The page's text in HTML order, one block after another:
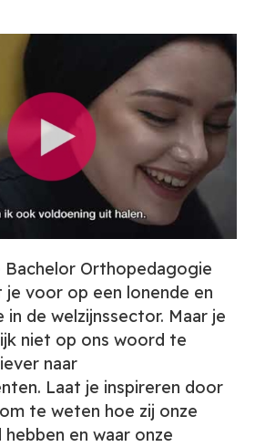
Bachelor Orthopedagogie
je voor op een lonende en
de welzijnssector. Maar je
niet op ons woord te
naar
Laat je inspireren door
te weten hoe zij onze
en waar onze